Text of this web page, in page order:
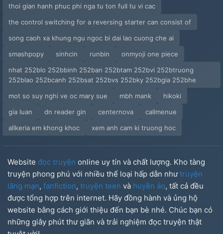
thoi gian hanh phuc phi nga tu ton full tu vi cac
the control switching for a reversing starter can consist of
song caoh xa khung ngu ngoc bi dai lao cuong che ai
smashpopy
sinhcin runbin
onmyoji one piece
nhat 252blo 252bbinh 252ban 252btam 252bvi 252btruong
252blao 252bcanh 252bsat 252bvs 252bky 252bgia 252bhe
mot so suy nghi ve oc mary sue
mbh mank
hikoki
gia luan
dn reader gin centernova
callmenue
allkeria em khong khoc
xem anh cam ki truong hoc
Website đọc truyện online uy tín và chất lượng. Kho tàng
truyện phong phú với nhiều thể loại hấp dẫn nhưtruyện
lãng mạn, fanfiction, truyện teen và huyền ảo, tất cả đều
được tổng hợp trên internet. Hãy đồng hành và ủng hộ
website bằng cách giới thiệu đến bạn bè nhé. Chúc bạn có
những giây phút thư giãn và trải nghiệm đọc truyện thật